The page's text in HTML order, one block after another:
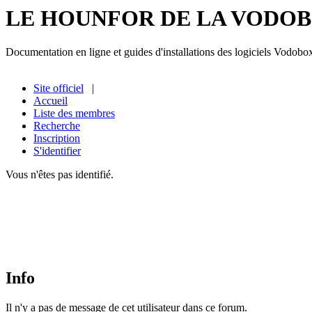
LE HOUNFOR DE LA
Documentation en ligne et guides d'installations des logiciels
Site officiel |
Accueil
Liste des membres
Recherche
Inscription
S'identifier
Vous n'êtes pas identifié.
Info
Il n'y a pas de message de cet utilisateur dans ce forum.